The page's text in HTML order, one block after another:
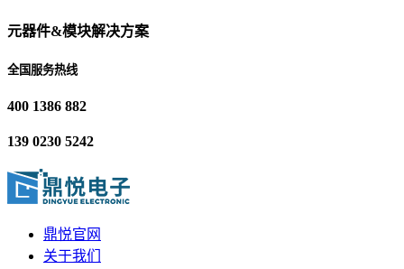
元器件&模块解决方案
全国服务热线
400 1386 882
139 0230 5242
鼎悦官网
关于我们